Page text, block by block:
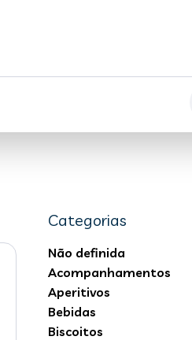
Categorias
Não definida
Acompanhamentos
Aperitivos
Bebidas
Biscoitos